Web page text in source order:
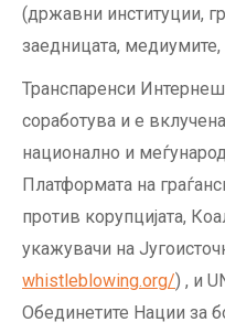
(државни институции,
заедницата, медиумите,
Транспаренси
соработува и е
национално и
Платформата на
против корупцијата,
укажувачи на
whistleblowing.org/) , и
Обединетите Нации за